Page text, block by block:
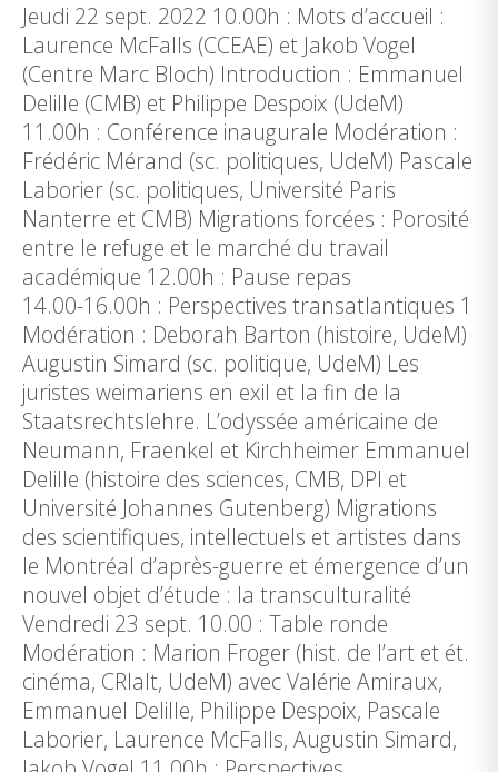
Jeudi 22 sept. 2022 10.00h : Mots d’accueil :
Laurence McFalls (CCEAE) et Jakob Vogel
(Centre Marc Bloch) Introduction : Emmanuel
Delille (CMB) et Philippe Despoix (UdeM)
11.00h : Conférence inaugurale Modération :
Frédéric Mérand (sc. politiques, UdeM) Pascale
Laborier (sc. politiques, Université Paris
Nanterre et CMB) Migrations forcées : Porosité
entre le refuge et le marché du travail
académique 12.00h : Pause repas
14.00-16.00h : Perspectives transatlantiques 1
Modération : Deborah Barton (histoire, UdeM)
Augustin Simard (sc. politique, UdeM) Les
juristes weimariens en exil et la fin de la
Staatsrechtslehre. L’odyssée américaine de
Neumann, Fraenkel et Kirchheimer Emmanuel
Delille (histoire des sciences, CMB, DPI et
Université Johannes Gutenberg) Migrations
des scientifiques, intellectuels et artistes dans
le Montréal d’après-guerre et émergence d’un
nouvel objet d’étude : la transculturalité
Vendredi 23 sept. 10.00 : Table ronde
Modération : Marion Froger (hist. de l’art et ét.
cinéma, CRIalt, UdeM) avec Valérie Amiraux,
Emmanuel Delille, Philippe Despoix, Pascale
Laborier, Laurence McFalls, Augustin Simard,